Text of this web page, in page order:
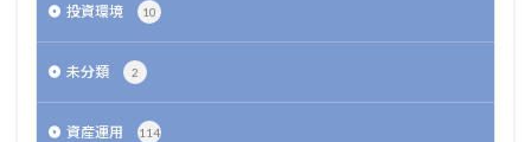
投資環境 10
未分類 2
資産運用 114